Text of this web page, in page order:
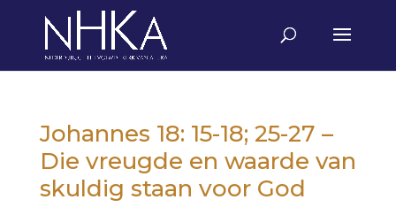
Johannes 18: 15-18; 25-27 –
Die vreugde en waarde van
skuldig staan voor God